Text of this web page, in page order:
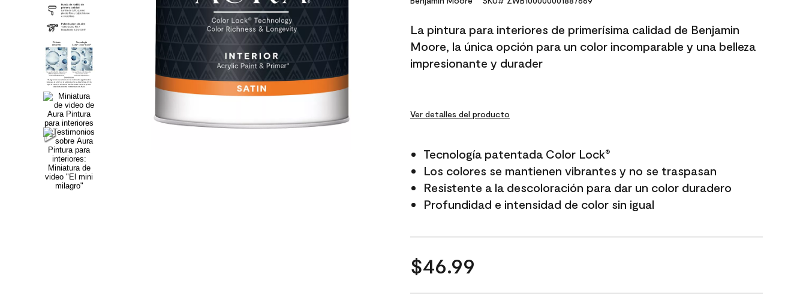
link.
La pintura para interiores de primerísima calidad de Benjamin
Moore, la única opción para un color incomparable y una belleza
impresionante y durader
Ver detalles del producto
Tecnología patentada Color Lock®
Los colores se mantienen vibrantes y no se traspasan
Resistente a la descoloración para dar un color duradero
Profundidad e intensidad de color sin igual
$46.99